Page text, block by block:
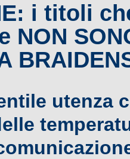
i titoli
NON
utenza